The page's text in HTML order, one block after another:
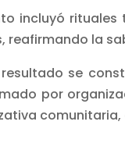
incluyó
reafirmando la
se
por
comunitaria,